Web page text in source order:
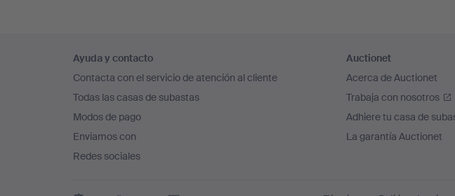
en
el
pie
de
página
Ayuda y contacto
Contacta con el servicio de atención al cliente
Todas las casas de subastas
Modos de pago
Enviamos con
Redes sociales
Auctionet
Acerca de Auctionet
Trabaja con nosotros
Adhiere tu casa de
La garantía Auctionet